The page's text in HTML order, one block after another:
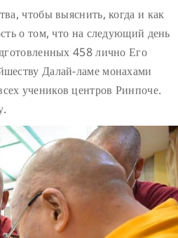
чтобы выяснить, когда и как
о том, что на следующий день
458 лично Его
Далай-ламе монахами
учеников центров Ринпоче.